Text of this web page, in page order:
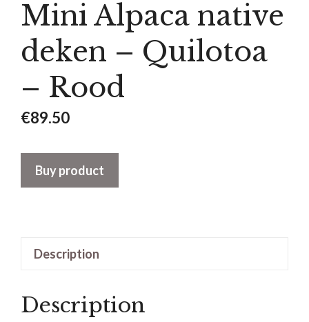
Mini Alpaca native
deken – Quilotoa
– Rood
€89.50
Buy product
Description
Description